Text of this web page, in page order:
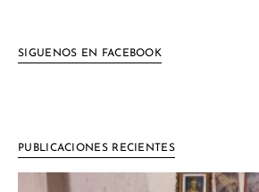
SIGUENOS EN FACEBOOK
PUBLICACIONES RECIENTES